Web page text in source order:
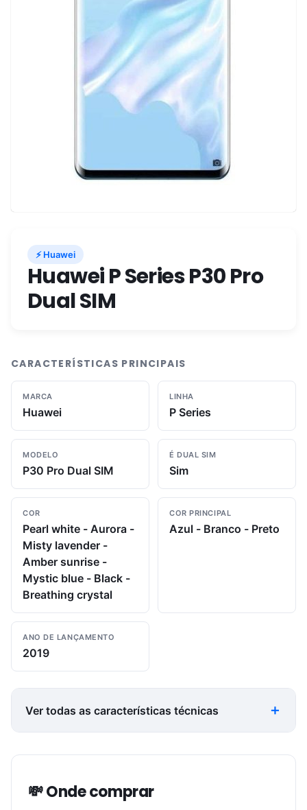
⚡ Huawei
Huawei P Series P30 Pro
Dual SIM
CARACTERÍSTICAS PRINCIPAIS
MARCA
Huawei
LINHA
P Series
MODELO
P30 Pro Dual SIM
É DUAL SIM
Sim
COR
Pearl white - Aurora -
Misty lavender -
Amber sunrise -
Mystic blue - Black -
Breathing crystal
COR PRINCIPAL
Azul - Branco - Preto
ANO DE LANÇAMENTO
2019
Ver todas as características técnicas
💸 Onde comprar